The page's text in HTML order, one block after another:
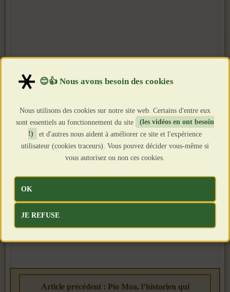
Article précédent : Pío Moa, l’historien qui
Nous utilisons des cookies sur notre site web. Certains d'entre eux
sont essentiels au fonctionnement du site
(les vidéos en ont besoin
!)
et d'autres nous aident à améliorer ce site et l'expérience
utilisateur (cookies traceurs). Vous pouvez décider vous-même si
vous autorisez ou non ces cookies.
OK
JE REFUSE